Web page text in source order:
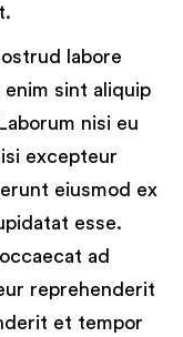
labore
sint aliquip
nisi eu
excepteur
eiusmod ex
esse.
ad
reprehenderit
et tempor